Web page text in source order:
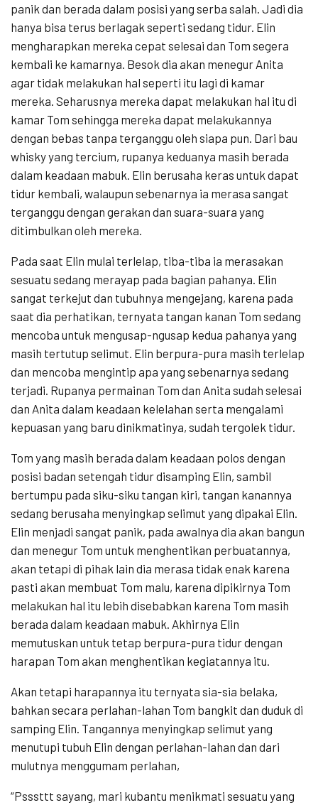
panik dan berada dalam posisi yang serba salah. Jadi dia
hanya bisa terus berlagak seperti sedang tidur. Elin
mengharapkan mereka cepat selesai dan Tom segera
kembali ke kamarnya. Besok dia akan menegur Anita
agar tidak melakukan hal seperti itu lagi di kamar
mereka. Seharusnya mereka dapat melakukan hal itu di
kamar Tom sehingga mereka dapat melakukannya
dengan bebas tanpa terganggu oleh siapa pun. Dari bau
whisky yang tercium, rupanya keduanya masih berada
dalam keadaan mabuk. Elin berusaha keras untuk dapat
tidur kembali, walaupun sebenarnya ia merasa sangat
terganggu dengan gerakan dan suara-suara yang
ditimbulkan oleh mereka.
Pada saat Elin mulai terlelap, tiba-tiba ia merasakan
sesuatu sedang merayap pada bagian pahanya. Elin
sangat terkejut dan tubuhnya mengejang, karena pada
saat dia perhatikan, ternyata tangan kanan Tom sedang
mencoba untuk mengusap-ngusap kedua pahanya yang
masih tertutup selimut. Elin berpura-pura masih terlelap
dan mencoba mengintip apa yang sebenarnya sedang
terjadi. Rupanya permainan Tom dan Anita sudah selesai
dan Anita dalam keadaan kelelahan serta mengalami
kepuasan yang baru dinikmatinya, sudah tergolek tidur.
Tom yang masih berada dalam keadaan polos dengan
posisi badan setengah tidur disamping Elin, sambil
bertumpu pada siku-siku tangan kiri, tangan kanannya
sedang berusaha menyingkap selimut yang dipakai Elin.
Elin menjadi sangat panik, pada awalnya dia akan bangun
dan menegur Tom untuk menghentikan perbuatannya,
akan tetapi di pihak lain dia merasa tidak enak karena
pasti akan membuat Tom malu, karena dipikirnya Tom
melakukan hal itu lebih disebabkan karena Tom masih
berada dalam keadaan mabuk. Akhirnya Elin
memutuskan untuk tetap berpura-pura tidur dengan
harapan Tom akan menghentikan kegiatannya itu.
Akan tetapi harapannya itu ternyata sia-sia belaka,
bahkan secara perlahan-lahan Tom bangkit dan duduk di
samping Elin. Tangannya menyingkap selimut yang
menutupi tubuh Elin dengan perlahan-lahan dan dari
mulutnya menggumam perlahan,
“Psssttt sayang, mari kubantu menikmati sesuatu yang